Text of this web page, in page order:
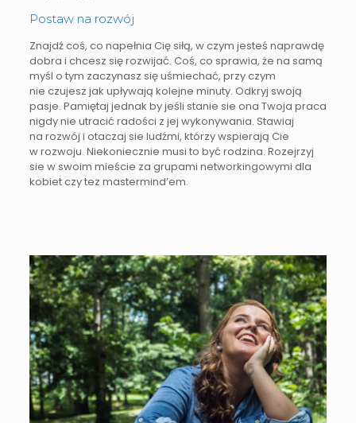
Postaw na rozwój
Znajdź coś, co napełnia Cię siłą, w czym jesteś naprawdę
dobra i chcesz się rozwijać. Coś, co sprawia, że na samą
myśl o tym zaczynasz się uśmiechać, przy czym
nie czujesz jak upływają kolejne minuty. Odkryj swoją
pasje. Pamiętaj jednak by jeśli stanie sie ona Twoja praca
nigdy nie utracić radości z jej wykonywania. Stawiaj
na rozwój i otaczaj sie ludźmi, którzy wspierają Cie
w rozwoju. Niekoniecznie musi to być rodzina. Rozejrzyj
sie w swoim mieście za grupami networkingowymi dla
kobiet czy tez mastermind’em.